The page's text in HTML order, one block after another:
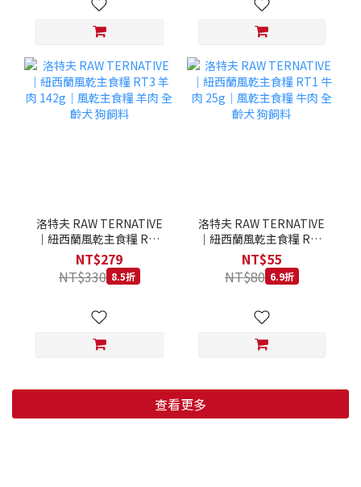
洛特夫 RAW TERNATIVE
｜紐西蘭風乾主食糧 RT3
羊肉 142g｜風乾主食糧 羊
肉 全齡犬 狗飼料
NT$279
NT$330 8.5折
洛特夫 RAW TERNATIVE
｜紐西蘭風乾主食糧 RT1
牛肉 25g｜風乾主食糧 牛
肉 全齡犬 狗飼料
NT$55
NT$80 6.9折
查看更多